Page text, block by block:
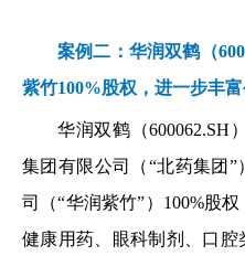
案例二：华润双鹤（
紫竹100%股权，进一步丰
华润双鹤（600062.SH
集团有限公司（“北药集团
司（“华润紫竹”）100%股
健康用药、眼科制剂、口腔